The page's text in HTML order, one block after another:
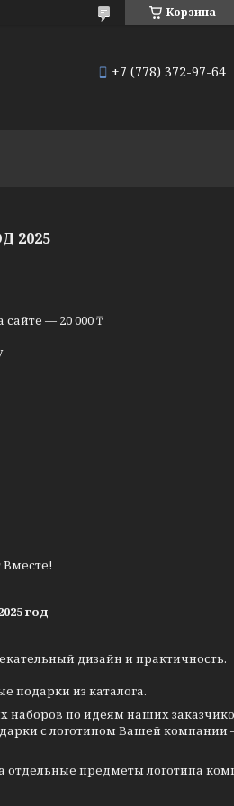
Корзина
+7 (778) 372-97-64
2025
— 20 000 ₸
год
дизайн и практичность.
подарки из каталога.
наборов по идеям наших
с логотипом Вашей компании
предметы логотипа